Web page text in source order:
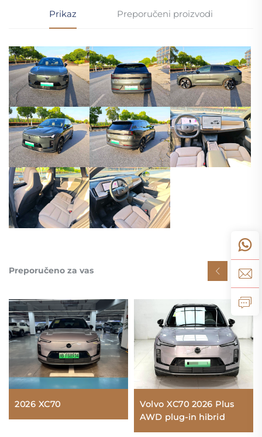
Prikaz Preporučeni proizvodi
Preporučeno za vas
2026 XC70
Volvo XC70 2026 Plus
AWD plug-in hibrid